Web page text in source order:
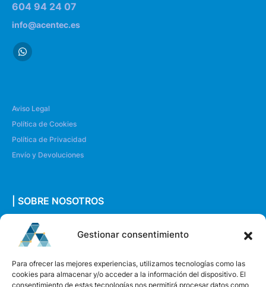
Gestionar consentimiento
Para ofrecer las mejores experiencias, utilizamos tecnologías como las
cookies para almacenar y/o acceder a la información del dispositivo. El
consentimiento de estas tecnologías nos permitirá procesar datos como
604 94 24 07
info@acentec.es
Aviso Legal
Política de Cookies
Política de Privacidad
Envío y Devoluciones
| SOBRE NOSOTROS
Quiénes somos
Envíanos un mensaje